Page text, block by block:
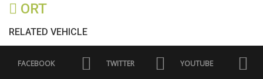
ORT
RELATED VEHICLE
FACEBOOK TWITTER YOUTUBE